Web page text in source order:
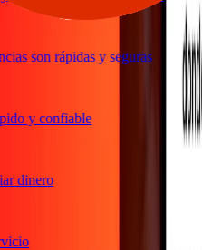
son rápidas y seguras
y confiable
dinero